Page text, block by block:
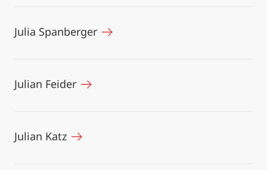
Julia Spanberger
Julian Feider
Julian Katz